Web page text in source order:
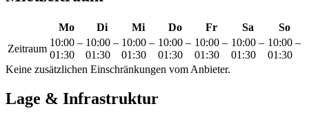
Mo Di Mi Do Fr Sa
So
Zeitraum
10:00 –
01:30
10:00 –
01:30
10:00 –
01:30
10:00 –
01:30
10:00 –
01:30
10:00 –
01:30
10:00 –
01:30
Keine zusätzlichen Einschränkungen vom Anbieter.
Lage & Infrastruktur